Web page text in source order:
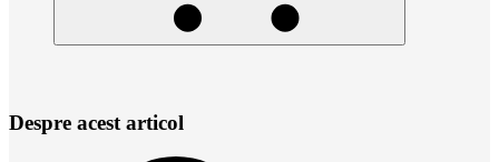
Despre acest articol